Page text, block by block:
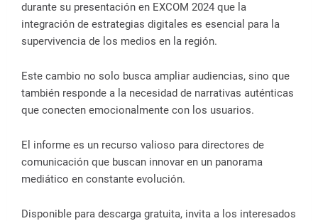
durante su presentación en EXCOM 2024 que la
integración de estrategias digitales es esencial para la
supervivencia de los medios en la región.
Este cambio no solo busca ampliar audiencias, sino que
también responde a la necesidad de narrativas auténticas
que conecten emocionalmente con los usuarios.
El informe es un recurso valioso para directores de
comunicación que buscan innovar en un panorama
mediático en constante evolución.
Disponible para descarga gratuita, invita a los interesados